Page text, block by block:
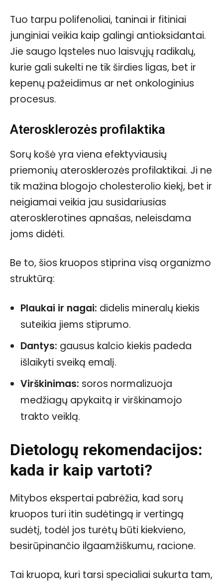
Tuo tarpu polifenoliai, taninai ir fitiniai
junginiai veikia kaip galingi antioksidantai.
Jie saugo ląsteles nuo laisvųjų radikalų,
kurie gali sukelti ne tik širdies ligas, bet ir
kepenų pažeidimus ar net onkologinius
procesus.
Aterosklerozės profilaktika
Sorų košė yra viena efektyviausių
priemonių aterosklerozės profilaktikai. Ji ne
tik mažina blogojo cholesterolio kiekį, bet ir
neigiamai veikia jau susidariusias
aterosklerotines apnašas, neleisdama
joms didėti.
Be to, šios kruopos stiprina visą organizmo
struktūrą:
Plaukai ir nagai: didelis mineralų kiekis
suteikia jiems stiprumo.
Dantys: gausus kalcio kiekis padeda
išlaikyti sveiką emalį.
Virškinimas: soros normalizuoja
medžiagų apykaitą ir virškinamojo
trakto veiklą.
Dietologų rekomendacijos:
kada ir kaip vartoti?
Mitybos ekspertai pabrėžia, kad sorų
kruopos turi itin sudėtingą ir vertingą
sudėtį, todėl jos turėtų būti kiekvieno,
besirūpinančio ilgaamžiškumu, racione.
Tai kruopa, kuri tarsi specialiai sukurta tam,